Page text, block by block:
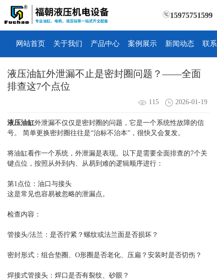
15975751599
网站首页 关于我们 产品中心 案例展示 新闻动态 联
液压油缸外泄漏不止是密封圈问题？——全面
排查这7个点位
115 2026-01-19
液压油缸外泄漏不仅仅是密封圈的问题，它是一个系统性故障的信
号。 简单更换密封圈往往是“治标不治本”，很快又会复发。
将油缸看作一个系统，外泄漏是表现。以下是需要全面排查的7个关
键点位，按照从外到内、从易到难的逻辑顺序进行：
第1点位：油口与接头
这是常见也容易被忽略的泄漏点。
检查内容：
管接头/法兰：是否拧紧？螺纹或法兰面是否损坏？
密封形式：组合垫圈、O形圈是否老化、压扁？安装时是否切伤？
焊接式管接头：焊口是否有裂纹、砂眼？